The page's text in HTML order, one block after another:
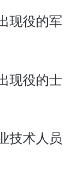
现役的军
现役的士
技术人员